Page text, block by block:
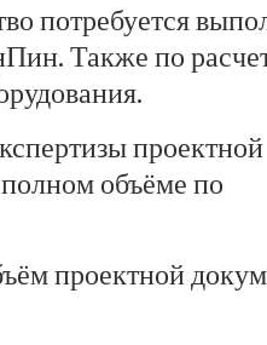
потребуется
Также по
проектной
объёме по
проектной